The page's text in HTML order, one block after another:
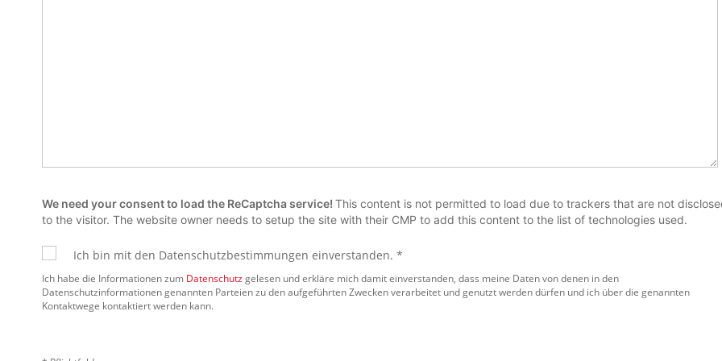
We need your consent to load the ReCaptcha service! This content is not permitted to load due to trackers that are not
to the visitor. The website owner needs to setup the site with their CMP to add this content to the list of technologies used.
Ich bin mit den Datenschutzbestimmungen einverstanden. *
Ich habe die Informationen zum Datenschutzgelesen und erkläre mich damit einverstanden, dass meine Daten von denen in den
Datenschutzinformationen genannten Parteien zu den aufgeführten Zwecken verarbeitet und genutzt werden dürfen und ich über die genannten
Kontaktwege kontaktiert werden kann.